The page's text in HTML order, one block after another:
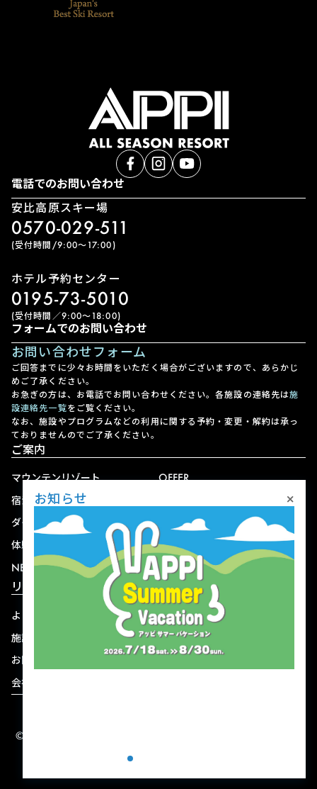
電話でのお問い合わせ
安比高原スキー場
0570-029-511
(受付時間/9:00〜17:00)
ホテル予約センター
0195-73-5010
(受付時間／9:00〜18:00)
フォームでのお問い合わせ
お問い合わせフォーム
ご回答までに少々お時間をいただく場合がございますので、あらかじ
めご了承ください。
お急ぎの方は、お電話でお問い合わせください。各施設の連絡先は施
設連絡先一覧をご覧ください。
なお、施設やプログラムなどの利用に関する予約・変更・解約は承っ
ておりませんのでご了承ください。
ご案内
マウンテンリゾート
宿泊
ダイニング
体験
NEWS
OFFER
ショップ
リゾート情報
よくある質問
施設連絡先一覧
お問い合わせ
会社概要
関連施設
資料ダウンロード
© 2004-2026 株式会社岩手ホテルアンドリゾート.
お知らせ ×